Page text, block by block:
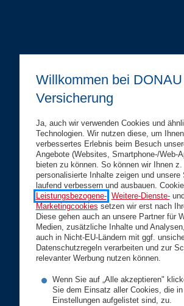
Willkommen bei DONAU
Versicherung
Ja, auch wir verwenden Cookies und
Technologien. Wir nutzen diese, um
verbessertes Erlebnis beim Besuch
Angebote (Websites, Smartphone-/Web-
bieten zu können. So können wir Ihnen z.
personalisierte Inhalte zeigen und unsere
laufend verbessern und ausbauen.
Leistungsbezogene-, Weitere-Dienste-und
Marketingcookies setzen wir erst nach
Diese gehen auch an unsere Partner für
Medien, zusätzliche Inhalte und
auch in Nicht-EU-Ländern mit ggf.
Datenschutzregeln verarbeiten und zur
relevanter Werbung nutzen können.
Wenn Sie auf „Alle akzeptieren"
Sie dem Einsatz aller Cookies, die
Einstellungen aufgelistet sind, zu.